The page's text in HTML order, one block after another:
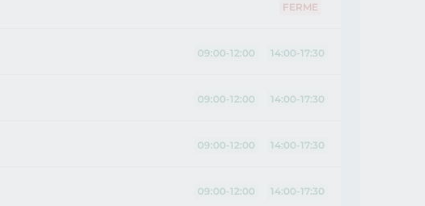
FERME
09:00-12:00 14:00-17:30
09:00-12:00 14:00-17:30
09:00-12:00 14:00-17:30
09:00-12:00 14:00-17:30